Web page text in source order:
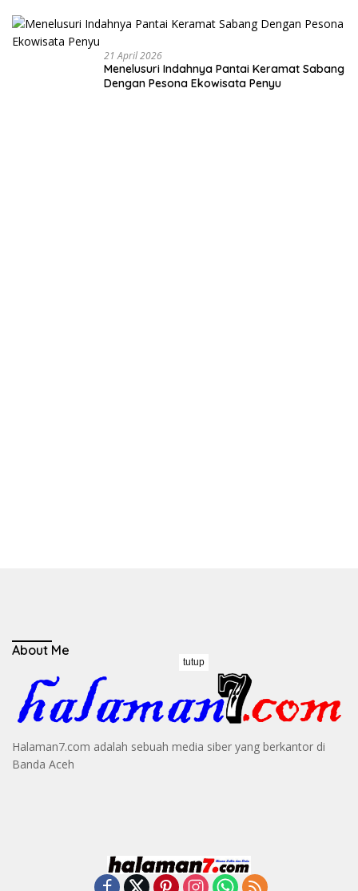
Negeri dari
Desa
21 April 2026
Menelusuri Indahnya Pantai Keramat Sabang
Dengan Pesona Ekowisata Penyu
About Me
Halaman7.com adalah sebuah media siber yang berkantor di
Banda Aceh
tutup